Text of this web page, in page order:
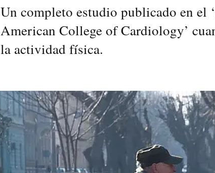
Un completo estudio publicado en el
American College of Cardiology’
la actividad física.